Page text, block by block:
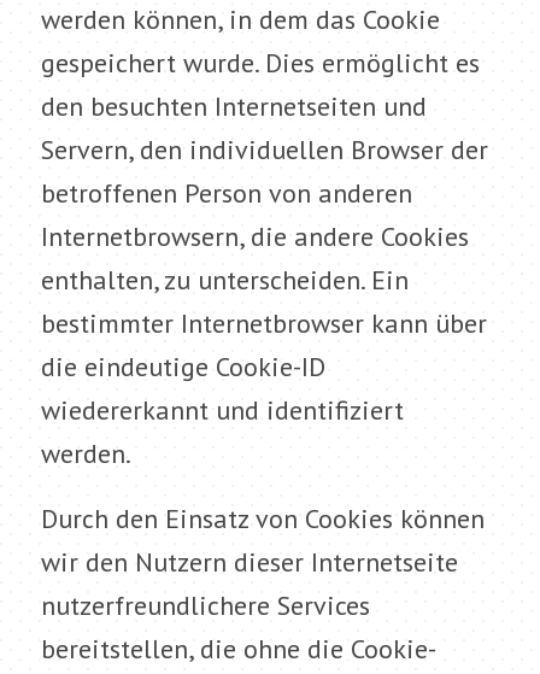
werden können, in dem das Cookie
gespeichert wurde. Dies ermöglicht es
den besuchten Internetseiten und
Servern, den individuellen Browser der
betroffenen Person von anderen
Internetbrowsern, die andere Cookies
enthalten, zu unterscheiden. Ein
bestimmter Internetbrowser kann über
die eindeutige Cookie-ID
wiedererkannt und identifiziert
werden.
Durch den Einsatz von Cookies können
wir den Nutzern dieser Internetseite
nutzerfreundlichere Services
bereitstellen, die ohne die Cookie-